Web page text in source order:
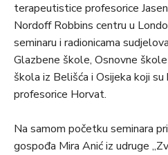
terapeutistice profesorice
Nordoff Robbins centru u
seminaru i radionicama
Glazbene škole, Osnovne
škola iz Belišća i Osijeka koji
profesorice Horvat.
Na samom početku seminara
gospođa Mira Anić iz udruge